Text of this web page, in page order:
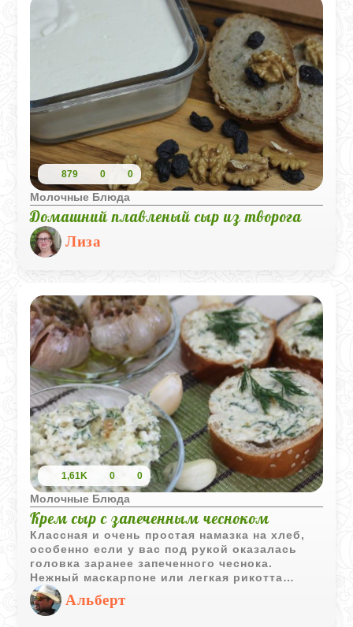
879 0 0
Молочные Блюда
Домашний плавленый сыр из творога
Лиза
1,61K 0 0
Молочные Блюда
Крем сыр с запеченным чесноком
Классная и очень простая намазка на хлеб,
особенно если у вас под рукой оказалась
головка заранее запеченного чеснока.
Нежный маскарпоне или легкая рикотта
отлично сочетаются с его сладковатым,
глубоким вкусом, а свежий укроп добавляет
приятную зеленую нотку. Готовится все
Альберт